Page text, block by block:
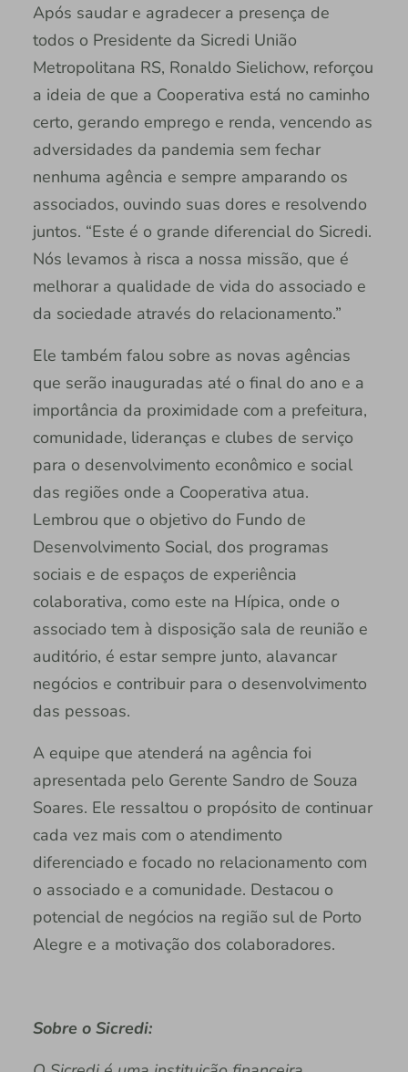
Após saudar e agradecer a presença de
todos o Presidente da Sicredi União
Metropolitana RS, Ronaldo Sielichow, reforçou
a ideia de que a Cooperativa está no caminho
certo, gerando emprego e renda, vencendo as
adversidades da pandemia sem fechar
nenhuma agência e sempre amparando os
associados, ouvindo suas dores e resolvendo
juntos. “Este é o grande diferencial do Sicredi.
Nós levamos à risca a nossa missão, que é
melhorar a qualidade de vida do associado e
da sociedade através do relacionamento.”
Ele também falou sobre as novas agências
que serão inauguradas até o final do ano e a
importância da proximidade com a prefeitura,
comunidade, lideranças e clubes de serviço
para o desenvolvimento econômico e social
das regiões onde a Cooperativa atua.
Lembrou que o objetivo do Fundo de
Desenvolvimento Social, dos programas
sociais e de espaços de experiência
colaborativa, como este na Hípica, onde o
associado tem à disposição sala de reunião e
auditório, é estar sempre junto, alavancar
negócios e contribuir para o desenvolvimento
das pessoas.
A equipe que atenderá na agência foi
apresentada pelo Gerente Sandro de Souza
Soares. Ele ressaltou o propósito de continuar
cada vez mais com o atendimento
diferenciado e focado no relacionamento com
o associado e a comunidade. Destacou o
potencial de negócios na região sul de Porto
Alegre e a motivação dos colaboradores.
Sobre o Sicredi: